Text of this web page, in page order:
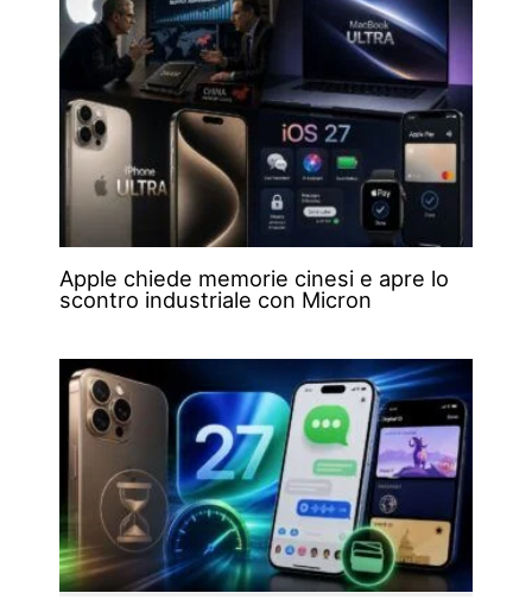
Apple chiede memorie cinesi e apre lo
scontro industriale con Micron